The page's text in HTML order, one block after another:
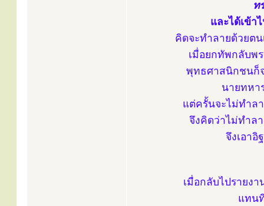
ท
และได้เข้า
คิดจะทำลายด้วยตน
เมื่อยกทัพกลับพ
พุทธศาสนิกชนก็
นายทหา
แต่ครั้นจะไม่ทำล
จึงคิดว่าไม่ทำล
จึงเอาอิ
เมื่อกลับไปรายงา
แทน